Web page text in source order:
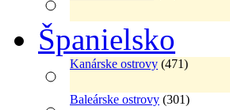
Španielsko
Kanárske ostrovy (471)
Baleárske ostrovy (301)